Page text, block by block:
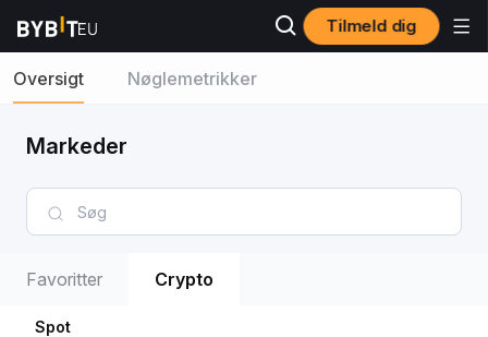
Tilmeld dig
Oversigt Nøglemetrikker
Markeder
Favoritter Crypto
Spot